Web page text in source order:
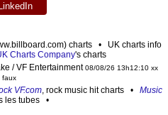
LinkedIn
charts • UK charts info
Charts Company's charts
/ VF Entertainment08/08/26 13h12:10 xx
faux
VF.com, rock music hit charts • Music
les tubes •